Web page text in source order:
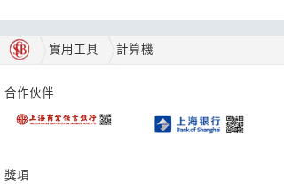
實用工具 計算機
合作伙伴
獎項